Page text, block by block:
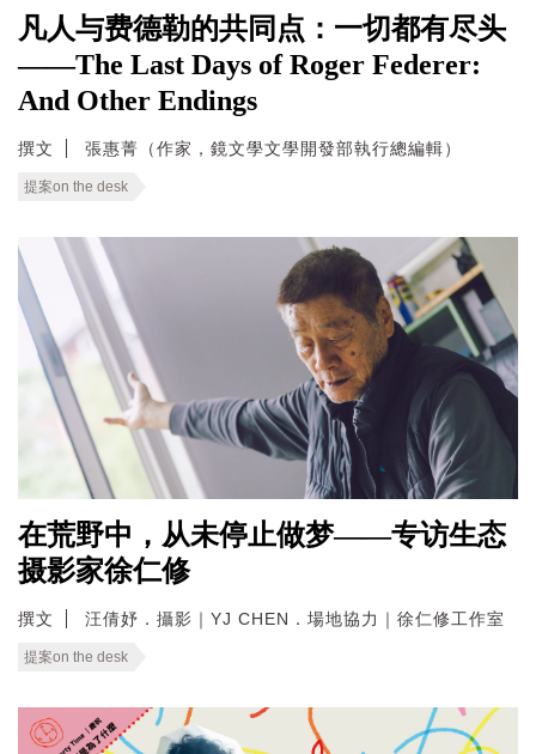
凡人与费德勒的共同点：一切都有尽头
——The Last Days of Roger Federer:
And Other Endings
撰文 張惠菁（作家，鏡文學文學開發部執行總編輯）
提案on the desk
在荒野中，从未停止做梦——专访生态
摄影家徐仁修
撰文 汪倩妤．攝影｜YJ CHEN．場地協力｜徐仁修工作室
提案on the desk